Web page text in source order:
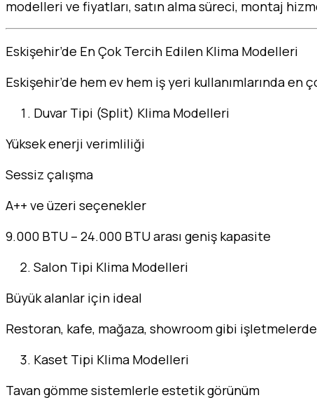
modelleri ve fiyatları, satın alma süreci, montaj
Eskişehir’de En Çok Tercih Edilen Klima Modelleri
Eskişehir’de hem ev hem iş yeri kullanımlarında
Duvar Tipi (Split) Klima Modelleri
Yüksek enerji verimliliği
Sessiz çalışma
A++ ve üzeri seçenekler
9.000 BTU – 24.000 BTU arası geniş kapasite
Salon Tipi Klima Modelleri
Büyük alanlar için ideal
Restoran, kafe, mağaza, showroom gibi
Kaset Tipi Klima Modelleri
Tavan gömme sistemlerle estetik görünüm